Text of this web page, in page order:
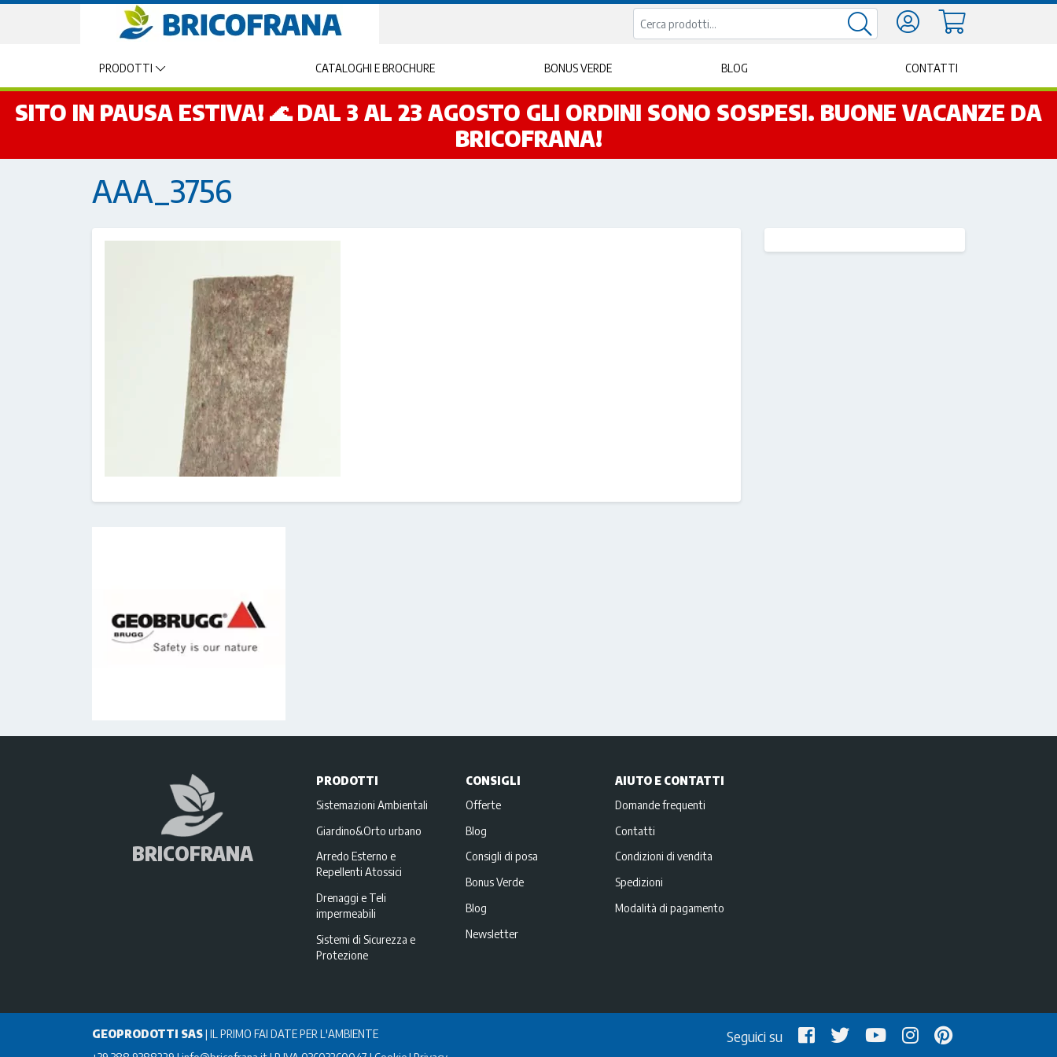
PRODOTTI CATALOGHI E BROCHURE BONUS VERDE BLOG CONTATTI
SITO IN PAUSA ESTIVA! 🌊 DAL 3 AL 23 AGOSTO GLI ORDINI SONO SOSPESI. BUONE VACANZE DA
BRICOFRANA!
AAA_3756
BRICOFRANA
PRODOTTI
Sistemazioni Ambientali
Giardino&Orto urbano
Arredo Esterno e
Repellenti Atossici
Drenaggi e Teli
impermeabili
Sistemi di Sicurezza e
Protezione
CONSIGLI
Offerte
Blog
Consigli di posa
Bonus Verde
Blog
Newsletter
AIUTO E CONTATTI
Domande frequenti
Contatti
Condizioni di vendita
Spedizioni
Modalità di pagamento
GEOPRODOTTI SAS| IL PRIMO FAI DATE PER L'AMBIENTE
Seguici su